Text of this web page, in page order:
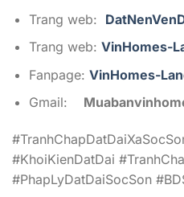
Trang web:
Trang web: VinHomes-
Fanpage: VinHomes-
Gmail:
#KhoiKienDatDai
#PhapLyDatDaiSocSon